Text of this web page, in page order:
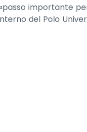
importante
del Polo